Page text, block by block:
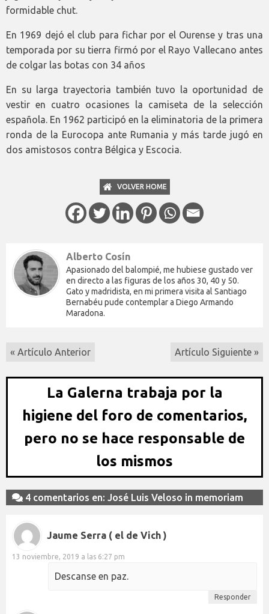
formidable chut.
En 1969 dejó el club para fichar por el Ourense y tras una
temporada por su tierra firmó por el Rayo Vallecano antes
de colgar las botas con 34 años
En su larga trayectoria también tuvo la oportunidad de
vestir en cuatro ocasiones la camiseta de la selección
española. En 1962 participó en la eliminatoria de la primera
ronda de la Eurocopa ante Rumania y más tarde jugó en
dos amistosos contra Bélgica y Escocia.
VOLVER HOME
Alberto Cosín
Apasionado del balompié, me hubiese gustado ver
en directo a las figuras de los años 30, 40 y 50.
Gato y madridista, en mi primera visita al Santiago
Bernabéu pude contemplar a Diego Armando
Maradona.
« Artículo Anterior Artículo Siguiente »
La Galerna trabaja por la
higiene del foro de comentarios,
pero no se hace responsable de
los mismos
4 comentarios en: José Luis Veloso in memoriam
Jaume Serra ( el de Vich )
13 noviembre, 2019 a las 6:27 pm
Descanse en paz.
Responder